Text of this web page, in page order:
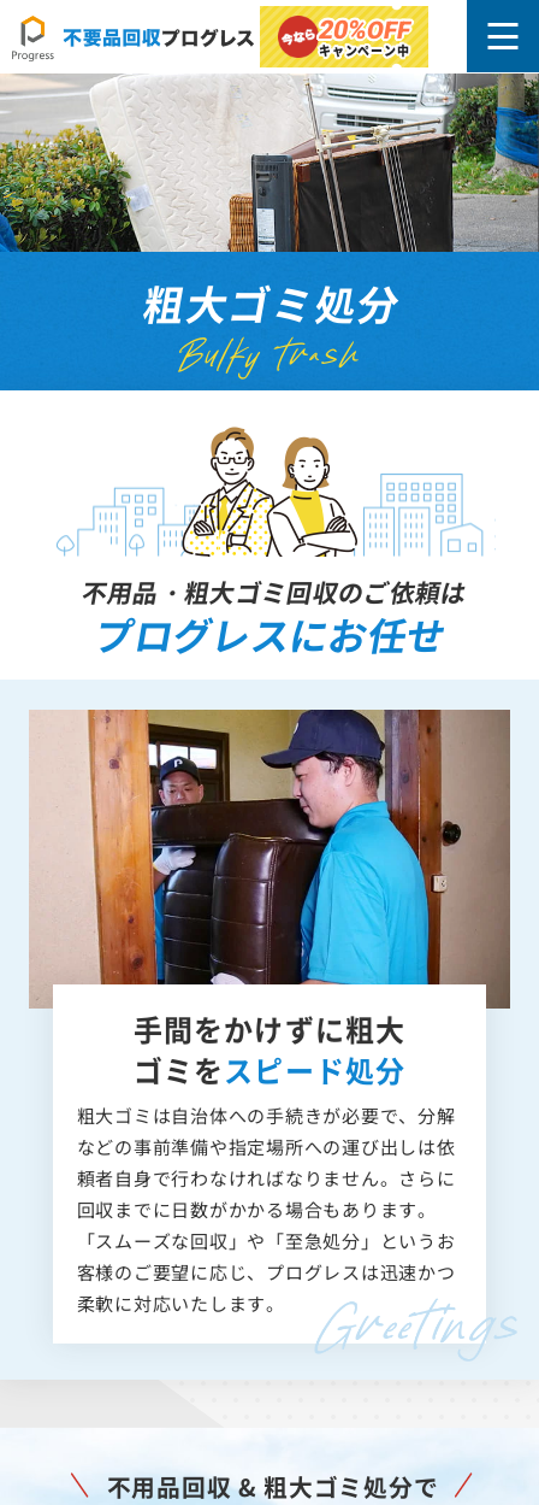
20%OFF
キャンペーン中
粗大ゴミ処分
Bulky trash
不用品・粗大ゴミ回収のご依頼は
プログレスにお任せ
手間をかけずに粗大
ゴミをスピード処分
粗大ゴミは自治体への手続きが必要で、分解
などの事前準備や指定場所への運び出しは依
頼者自身で行わなければなりません。さらに
回収までに日数がかかる場合もあります。
「スムーズな回収」や「至急処分」というお
客様のご要望に応じ、プログレスは迅速かつ
柔軟に対応いたします。
不用品回収 & 粗大ゴミ処分で